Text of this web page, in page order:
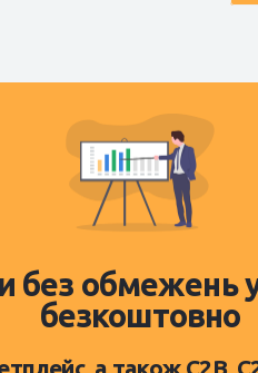
без обмежень
безкоштовно